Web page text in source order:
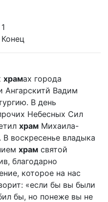
храмах города
Ангарскитй Вадим
В день
Небесных Сил
храм Михаила-
. В воскресенье владыка
храм святой
благодарно
которое на нас
«если бы вы были
бы, но понеже вы не